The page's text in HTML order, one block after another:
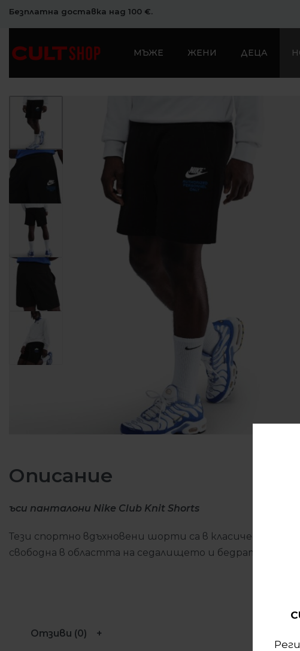
Безплатна доставка над 100 €.
МЪЖЕ ЖЕНИ ДЕЦА
Описание
ъси панталони Nike Club Knit Shorts
Тези спортно вдъхновени шорти са в класически
свободна в областта на седалището и бедрата.
Отзиви (0)